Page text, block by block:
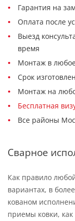
Гарантия на
Оплата после
Выезд
время
Монтаж в
Срок
Монтаж на
Бесплатная
Все районы
Сварное
Как правило
вариантах, в
кованом
приемы ковки,